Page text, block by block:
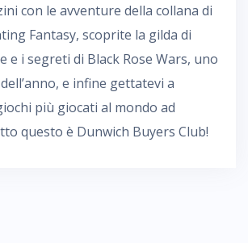
con le avventure della collana di
Fantasy, scoprite la gilda di
e i segreti di Black Rose Wars, uno
e infine gettatevi a
più giocati al mondo ad
questo è Dunwich Buyers Club!